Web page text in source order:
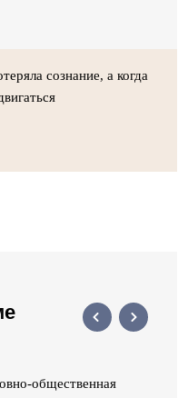
сознание, а когда
общественная